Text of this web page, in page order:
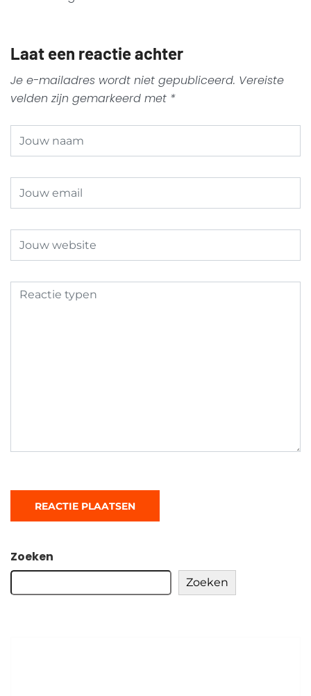
Laat een reactie achter
Je e-mailadres wordt niet gepubliceerd. Vereiste
velden zijn gemarkeerd met *
Zoeken
Zoeken